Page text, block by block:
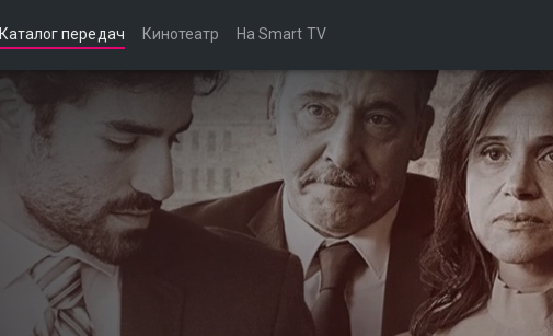
Каталог передач Кинотеатр На Smart TV